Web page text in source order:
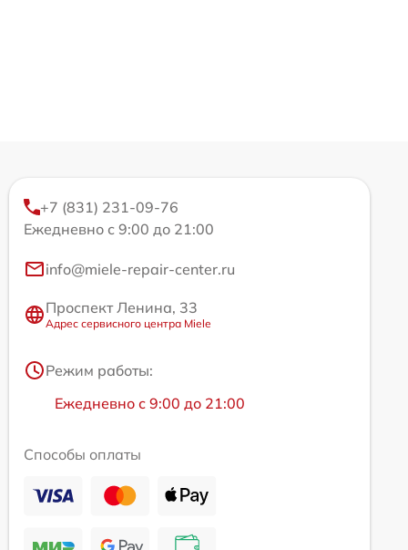
+7 (831) 231-09-76
Ежедневно с 9:00 до 21:00
info@miele-repair-center.ru
Проспект Ленина, 33
Адрес сервисного центра Miele
Режим работы:
Ежедневно с 9:00 до 21:00
Способы оплаты